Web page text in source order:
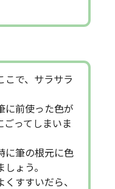
、サラサラ
色が
ごってしまいま
に色
ょう。
ら、